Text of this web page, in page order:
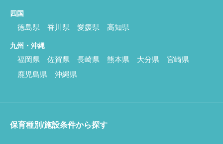
四国
徳島県 香川県 愛媛県 高知県
九州・沖縄
福岡県 佐賀県 長崎県 熊本県 大分県
宮崎県
鹿児島県
沖縄県
保育種別/施設条件から探す